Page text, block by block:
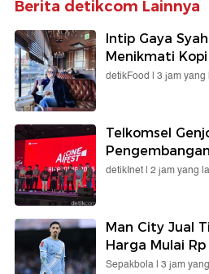
Berita detikcom Lainnya
Intip Gaya
Menikmati
detikFood | 3 jam yang
Telkomsel
detikInet | 2 jam yang
Man City Jual
Harga Mulai
Sepakbola | 3 jam